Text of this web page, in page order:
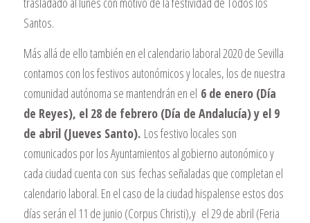
Santos.
Más allá de ello también en el calendario laboral 2020 de Sevilla
contamos con los festivos autonómicos y locales, los de nuestra
comunidad autónoma se mantendrán en el 6 de enero (Día
de Reyes), el 28 de febrero (Día de Andalucía) y el 9
de abril (Jueves Santo). Los festivo locales son
comunicados por los Ayuntamientos al gobierno autonómico y
cada ciudad cuenta con sus fechas señaladas que completan el
calendario laboral. En el caso de la ciudad hispalense estos dos
días serán el 11 de junio (Corpus Christi),y el 29 de abril (Feria